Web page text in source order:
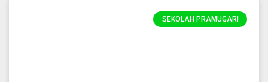
SEKOLAH PRAMUGARI